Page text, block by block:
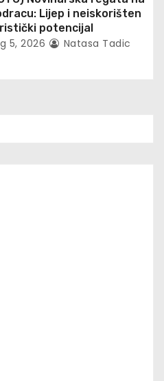
Lijep i neiskorišten
potencijal
5, 2026 Natasa Tadic